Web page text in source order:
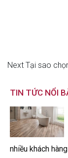
Điều
hướng
bài
viết
Next
Next Tại sao
TIN TỨC NỔI
nhiều khách